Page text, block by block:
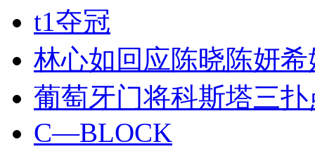
t1夺冠
林心如回应陈晓陈妍
葡萄牙门将科斯塔三扑
C—BLOCK